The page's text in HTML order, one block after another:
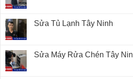
Sửa Tủ Lạnh Tây Ninh
Sửa Máy Rửa Chén Tây